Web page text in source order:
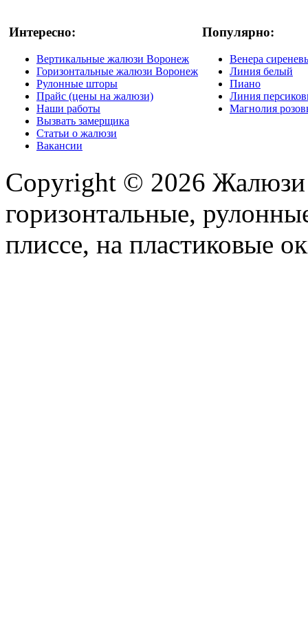
Интересно:
Вертикальные жалюзи Воронеж
Горизонтальные жалюзи Воронеж
Рулонные шторы
Прайс (цены на жалюзи)
Наши работы
Вызвать замерщика
Статьи о жалюзи
Вакансии
Популярно:
Венера
Линия белый
Пиано
Линия
Магнолия
Copyright © 2026 Жалюзи
горизонтальные,
плиссе, на пластиковые